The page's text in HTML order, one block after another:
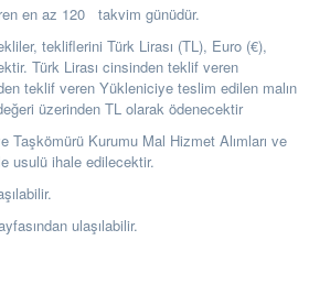
en az 120 takvim günüdür.
tekliflerini Türk Lirası (TL), Euro (€),
Türk Lirası cinsinden teklif veren
teklif veren Yükleniciye teslim edilen malın
üzerinden TL olarak ödenecektir
Taşkömürü Kurumu Mal Hizmet Alımları ve
usulü ihale edilecektir.
ulaşılabilir.